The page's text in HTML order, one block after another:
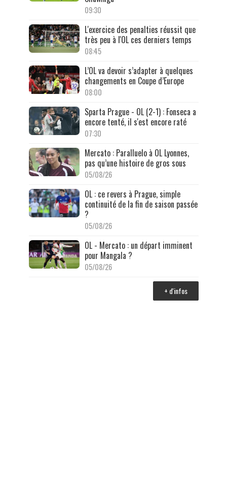
09:30
L'exercice des penalties réussit que
très peu à l'OL ces derniers temps
08:45
L’OL va devoir s’adapter à quelques
changements en Coupe d’Europe
08:00
Sparta Prague - OL (2-1) : Fonseca a
encore tenté, il s'est encore raté
07:30
Mercato : Paralluelo à OL Lyonnes,
pas qu’une histoire de gros sous
05/08/26
OL : ce revers à Prague, simple
continuité de la fin de saison passée
?
05/08/26
OL - Mercato : un départ imminent
pour Mangala ?
05/08/26
+ d'infos